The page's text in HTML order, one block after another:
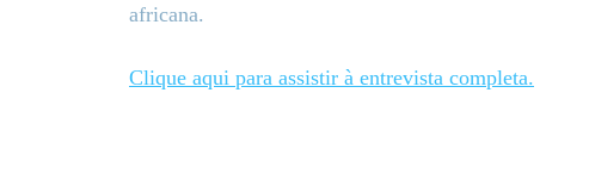
africana.
Clique aqui para assistir à entrevista completa.